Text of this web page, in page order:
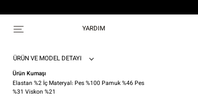
YARDIM
ÜRÜN VE MODEL DETAYI
Ürün Kumaşı
Elastan %2 İç Materyal: Pes %100 Pamuk %46 Pes
%31 Viskon %21